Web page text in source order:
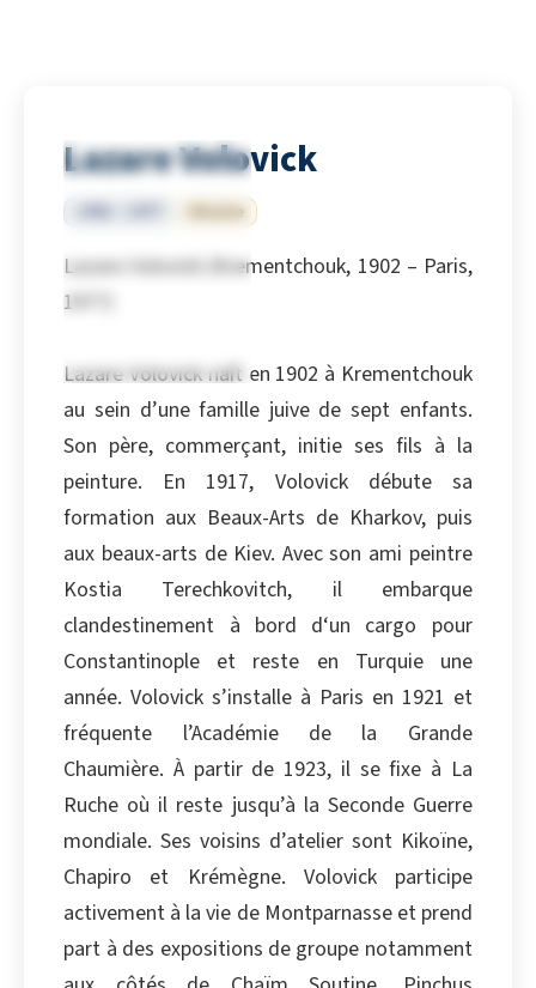
Lazare Volovick
Ukraine
Lazare Volovick (Krementchouk, 1902 – Paris,
1977)
Lazare Volovick naît en 1902 à Krementchouk
au sein d’une famille juive de sept enfants.
Son père, commerçant, initie ses fils à la
peinture. En 1917, Volovick débute sa
formation aux Beaux-Arts de Kharkov, puis
aux beaux-arts de Kiev. Avec son ami peintre
Kostia Terechkovitch, il embarque
clandestinement à bord d‘un cargo pour
Constantinople et reste en Turquie une
année. Volovick s’installe à Paris en 1921 et
fréquente l’Académie de la Grande
Chaumière. À partir de 1923, il se fixe à La
Ruche où il reste jusqu’à la Seconde Guerre
mondiale. Ses voisins d’atelier sont Kikoïne,
Chapiro et Krémègne. Volovick participe
activement à la vie de Montparnasse et prend
part à des expositions de groupe notamment
Copier